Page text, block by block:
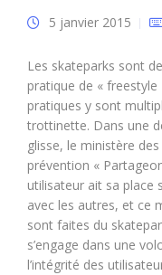
5 janvier 2015
Les skateparks sont
pratique de «
pratiques y sont
trottinette. Dans une
glisse, le ministère
prévention «
utilisateur ait sa place
avec les autres, et ce
sont faites du
s’engage dans une
l’intégrité des